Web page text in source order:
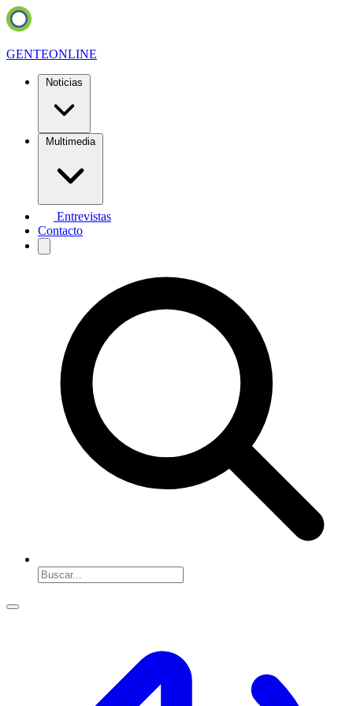
GENTEONLINE
Noticias
Multimedia
Entrevistas
Contacto